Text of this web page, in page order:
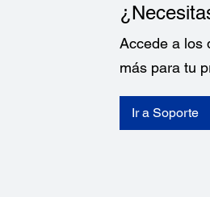
Accede a los
más para tu
Ir a Soporte